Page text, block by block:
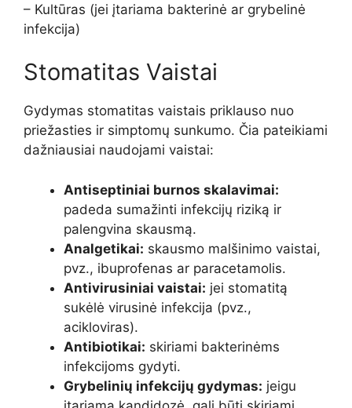
– Kultūras (jei įtariama bakterinė ar grybelinė
infekcija)
Stomatitas Vaistai
Gydymas stomatitas vaistais priklauso nuo
priežasties ir simptomų sunkumo. Čia pateikiami
dažniausiai naudojami vaistai:
Antiseptiniai burnos skalavimai:
padeda sumažinti infekcijų riziką ir
palengvina skausmą.
Analgetikai: skausmo malšinimo vaistai,
pvz., ibuprofenas ar paracetamolis.
Antivirusiniai vaistai: jei stomatitą
sukėlė virusinė infekcija (pvz.,
acikloviras).
Antibiotikai: skiriami bakterinėms
infekcijoms gydyti.
Grybelinių infekcijų gydymas: jeigu